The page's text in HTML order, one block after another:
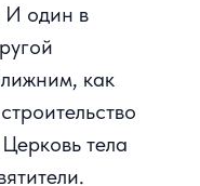
И один в
как
тела